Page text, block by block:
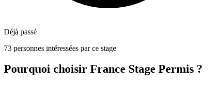
Déjà passé
73 personnes intéressées par ce stage
Pourquoi choisir France Stage Permis ?